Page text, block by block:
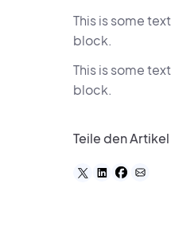
This is some
block.
This is some
block.
Teile den Artikel